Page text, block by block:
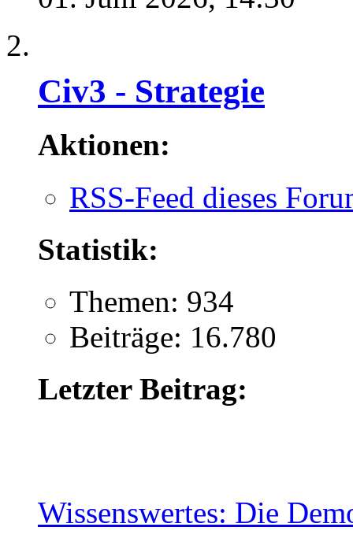
Civ3 - Strategie
Aktionen:
RSS-Feed dieses
Statistik:
Themen: 934
Beiträge: 16.780
Letzter Beitrag:
Wissenswertes: Die